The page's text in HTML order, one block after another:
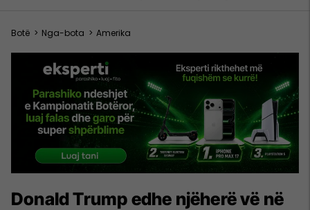
Botë > Nga-bota > Amerika
Donald Trump edhe njëherë vë në